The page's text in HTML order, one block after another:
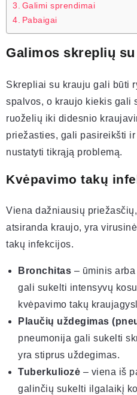
Galimi sprendimai
Pabaigai
Galimos skreplių
Skrepliai su krauju gali būti
spalvos, o kraujo kiekis gali
ruoželių iki didesnio
priežasties, gali pasireikšti
nustatyti tikrąją problemą.
Kvėpavimo takų
Viena dažniausių
atsiranda kraujo, yra
takų infekcijos.
Bronchitas – ūminis
gali sukelti intensyvų
kvėpavimo takų
Plaučių uždegimas
pneumonija gali sukelti
yra stiprus uždegimas.
Tuberkuliozė – viena iš
galinčių sukelti ilgalaikį